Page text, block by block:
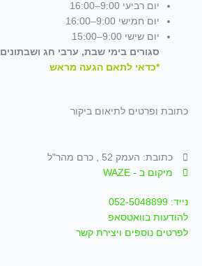
יום רביעי 9:00–16:00
יום חמישי 9:00–16:00
יום שישי 9:00–15:00
סגורים בימי שבת, ערבי חג ושבתונים
*כדאי לתאם הגעה מראש
כתובת ופרטים לתיאום ביקור
כתובת: העמק 52 , כרם מהר"ל
מיקום ב - WAZE
נייד: 052-5048899
להודעות בוואטסאפ
לפרטים נוספים ויצירת קשר